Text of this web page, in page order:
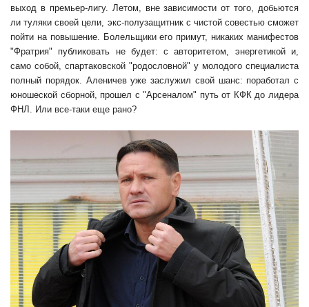
выход в премьер-лигу. Летом, вне зависимости от того, добьются
ли туляки своей цели, экс-полузащитник с чистой совестью сможет
пойти на повышение. Болельщики его примут, никаких манифестов
"Фратрия" публиковать не будет: с авторитетом, энергетикой и,
само собой, спартаковской "родословной" у молодого специалиста
полный порядок. Аленичев уже заслужил свой шанс: поработал с
юношеской сборной, прошел с "Арсеналом" путь от КФК до лидера
ФНЛ. Или все-таки еще рано?